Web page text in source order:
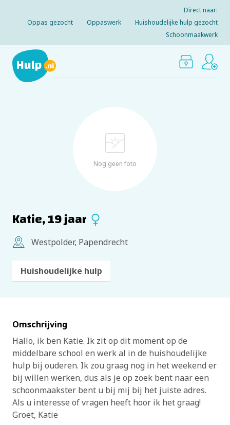
Direct naar:
Oppas gezocht
Oppaswerk
Huishoudelijke hulp gezocht
Schoonmaakwerk
Nog geen foto
Katie, 19 jaar
Westpolder, Papendrecht
Huishoudelijke hulp
Omschrijving
Hallo, ik ben Katie. Ik zit op dit moment op de
middelbare school en werk al in de huishoudelijke
hulp bij ouderen. Ik zou graag nog in het weekend er
bij willen werken, dus als je op zoek bent naar een
schoonmaakster bent u bij mij bij het juiste adres.
Als u interesse of vragen heeft hoor ik het graag!
Groet, Katie